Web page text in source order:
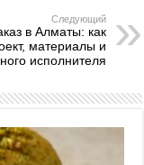
Следующий
в Алматы: как
материалы и
исполнителя